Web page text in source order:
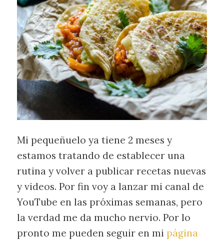
Mi pequeñuelo ya tiene 2 meses y
estamos tratando de establecer una
rutina y volver a publicar recetas nuevas
y videos. Por fin voy a lanzar mi canal de
YouTube en las próximas semanas, pero
la verdad me da mucho nervio. Por lo
pronto me pueden seguir en mi página